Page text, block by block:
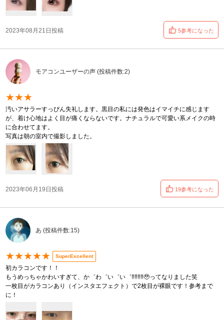
2023年08月21日投稿 5参考になった
モアコンユーザーの声 (投稿件数:2)
★★★
汚いアサラーすっぴん失礼します。黒目の私には発色はイマイチに感じます
が、着け心地はよく目が痛くならないです。ナチュラルで可愛い系メイクの時
に合わせてます。
写真は朝の室内で撮影しました。
2023年06月19日投稿 19参考になった
あ (投稿件数:15)
★★★★★ SuperExcellent
初カラコンです！！
もうめっちゃかわいすぎて、か゛わ゛い゛い゛‼︎‼︎‼︎‼︎🥹ってなりました笑
一枚目がカラコンあり（インスタエフェクト）で2枚目が裸眼です！参考まで
に！